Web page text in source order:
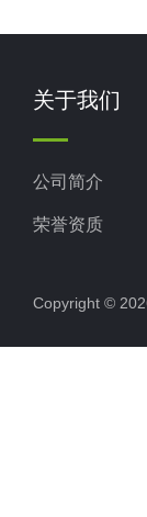
关于我们
公司简介
荣誉资质
Copyright ©